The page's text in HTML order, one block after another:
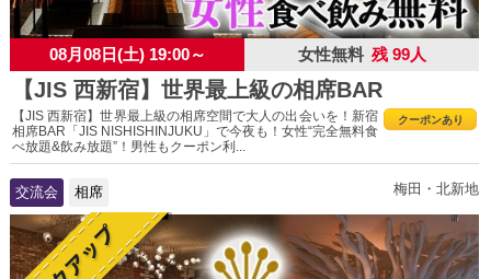
08月08日(土) 19:00～ 女性無料 残 99人
【JIS 西新宿】世界最上級の相席BAR
クーポンあり
【JIS 西新宿】世界最上級の相席空間で大人の出会いを！新宿
相席BAR「JIS NISHISHINJUKU」で今夜も！女性“完全無料食
べ放題&飲み放題”！男性もクーポン利...
交流会 相席 梅田・北新地